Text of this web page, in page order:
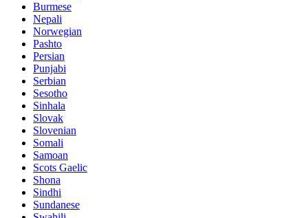
Burmese
Nepali
Norwegian
Pashto
Persian
Punjabi
Serbian
Sesotho
Sinhala
Slovak
Slovenian
Somali
Samoan
Scots Gaelic
Shona
Sindhi
Sundanese